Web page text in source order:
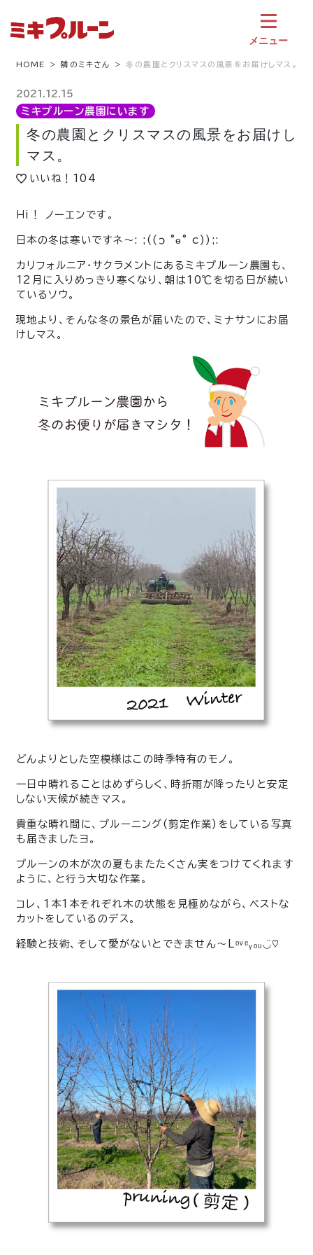
メニュー
HOME 隣のミキさん 冬の農園とクリスマスの風景をお届けしマス。
2021.12.15
ミキプルーン農園にいます
冬の農園とクリスマスの風景をお届けし
マス。
いいね！ 104
Ｈi！ ノーエンです。
日本の冬は寒いですネ〜 : ;((ɔ °ө° c));:
カリフォルニア・サクラメントにあるミキプルーン農園も、
12月に入りめっきり寒くなり、朝は10℃を切る日が続い
ているソウ。
現地より、そんな冬の景色が届いたので、ミナサンにお届
けしマス。
どんよりとした空模様はこの時季特有のモノ。
一日中晴れることはめずらしく、時折雨が降ったりと安定
しない天候が続きマス。
貴重な晴れ間に 、プルーニング(剪定作業) をしている写真
も届きましたヨ。
プルーンの木が次の夏もまたたくさん実をつけてくれます
ように、と行う大切な作業。
コレ、1本1本それぞれ木の状態を見極めながら、ベストな
カットをしているのデス。
経験と技術、そして愛がないとできません〜 Lᵒᵛᵉᵧₒᵤ◡̈♡